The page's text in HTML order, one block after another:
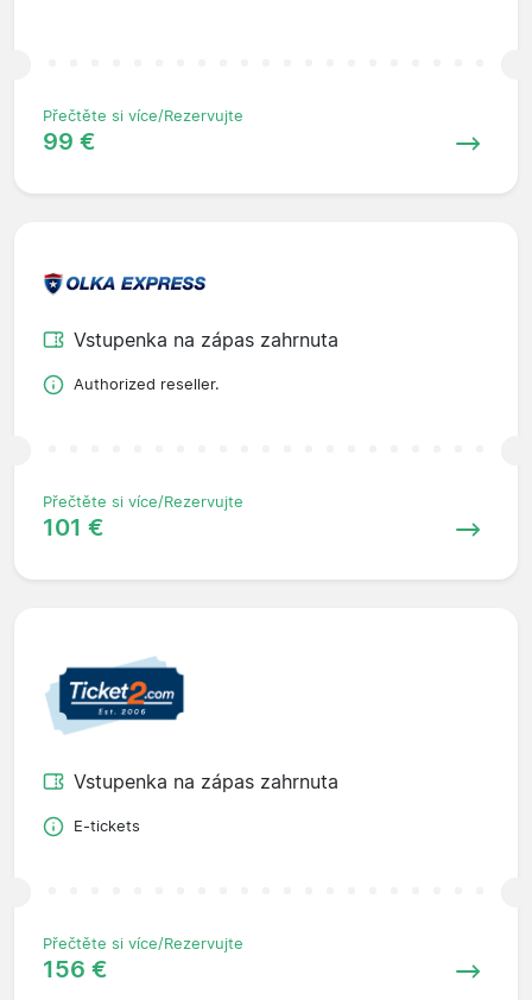
Přečtěte si více/Rezervujte
99 €
Vstupenka na zápas zahrnuta
Authorized reseller.
Přečtěte si více/Rezervujte
101 €
Vstupenka na zápas zahrnuta
E-tickets
Přečtěte si více/Rezervujte
156 €